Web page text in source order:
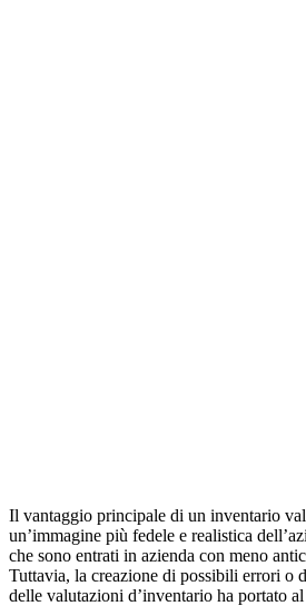
Il vantaggio principale di un inventario
un’immagine più fedele e realistica
che sono entrati in azienda con meno
Tuttavia, la creazione di possibili errori o
delle valutazioni d’inventario ha portato